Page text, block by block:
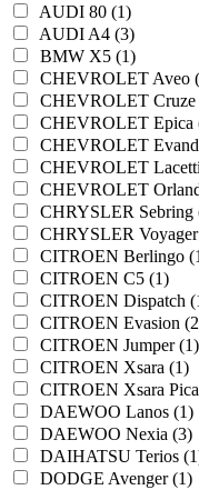
AUDI 80 (1)
AUDI A4 (3)
BMW X5 (1)
CHEVROLET Aveo
CHEVROLET Cruze
CHEVROLET Epica
CHEVROLET
CHEVROLET
CHEVROLET
CHRYSLER Sebring
CHRYSLER
CITROEN Berlingo
CITROEN C5 (1)
CITROEN Dispatch
CITROEN Evasion
CITROEN Jumper (1)
CITROEN Xsara (1)
CITROEN Xsara
DAEWOO Lanos (1)
DAEWOO Nexia (3)
DAIHATSU Terios
DODGE Avenger (1)